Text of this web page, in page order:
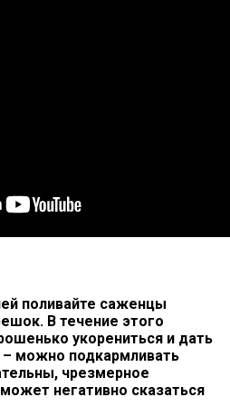
поливайте саженцы
В течение этого
укорениться и дать
можно подкармливать
чрезмерное
негативно сказаться